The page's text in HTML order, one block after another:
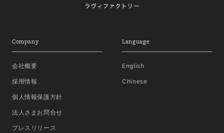
Company
会社概要
採用情報
個人情報保護方針
法人さまお問合せ
プレスリリース
Language
English
Chinese